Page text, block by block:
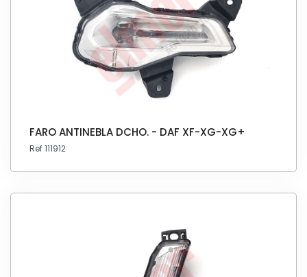
FARO ANTINEBLA DCHO. - DAF XF-XG-XG+
Ref 111912